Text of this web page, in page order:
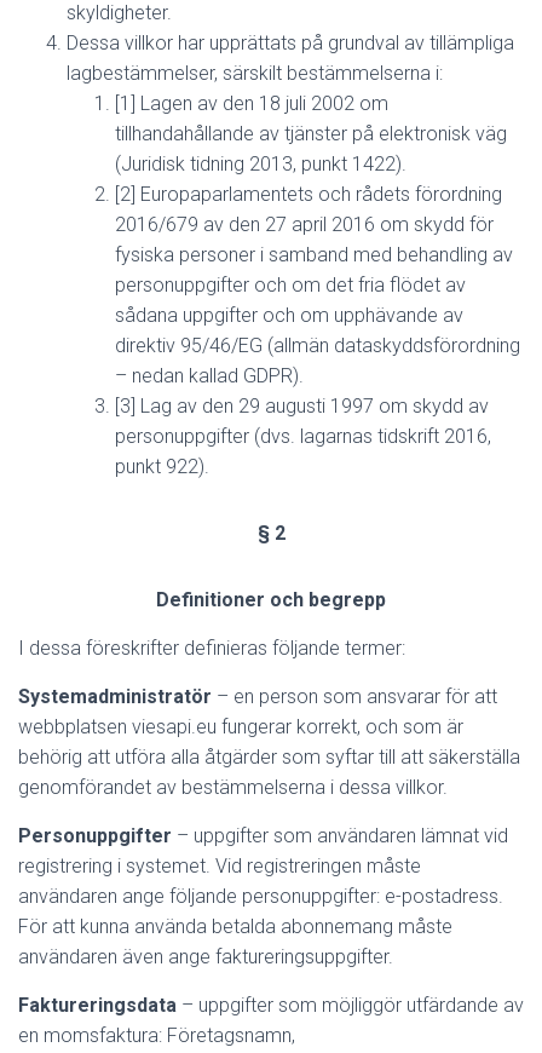
skyldigheter.
Dessa villkor har upprättats på grundval av tillämpliga
lagbestämmelser, särskilt bestämmelserna i:
[1] Lagen av den 18 juli 2002 om
tillhandahållande av tjänster på elektronisk väg
(Juridisk tidning 2013, punkt 1422).
[2] Europaparlamentets och rådets förordning
2016/679 av den 27 april 2016 om skydd för
fysiska personer i samband med behandling av
personuppgifter och om det fria flödet av
sådana uppgifter och om upphävande av
direktiv 95/46/EG (allmän dataskyddsförordning
– nedan kallad GDPR).
[3] Lag av den 29 augusti 1997 om skydd av
personuppgifter (dvs. lagarnas tidskrift 2016,
punkt 922).
§ 2
Definitioner och begrepp
I dessa föreskrifter definieras följande termer:
Systemadministratör – en person som ansvarar för att
webbplatsen viesapi.eu fungerar korrekt, och som är
behörig att utföra alla åtgärder som syftar till att säkerställa
genomförandet av bestämmelserna i dessa villkor.
Personuppgifter – uppgifter som användaren lämnat vid
registrering i systemet. Vid registreringen måste
användaren ange följande personuppgifter: e-postadress.
För att kunna använda betalda abonnemang måste
användaren även ange faktureringsuppgifter.
Faktureringsdata – uppgifter som möjliggör utfärdande av
en momsfaktura: Företagsnamn,